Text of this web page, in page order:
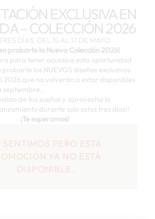
EXCLUSIVA EN
– COLECCIÓN 2026
DÍAS, DEL 15 AL 17 DE MAYO.
probarte la Nueva Colección 2026!
para tener acceso a esta oportunidad
los NUEVOS diseños exclusivos
2026 que no volverán a estar disponibles
septiembre.
de tus sueños y aprovecha la
durante solo estos tres días!!
¡Te esperamos!
SENTIMOS PERO ESTA
YA NO ESTÁ
DISPONIBLE.